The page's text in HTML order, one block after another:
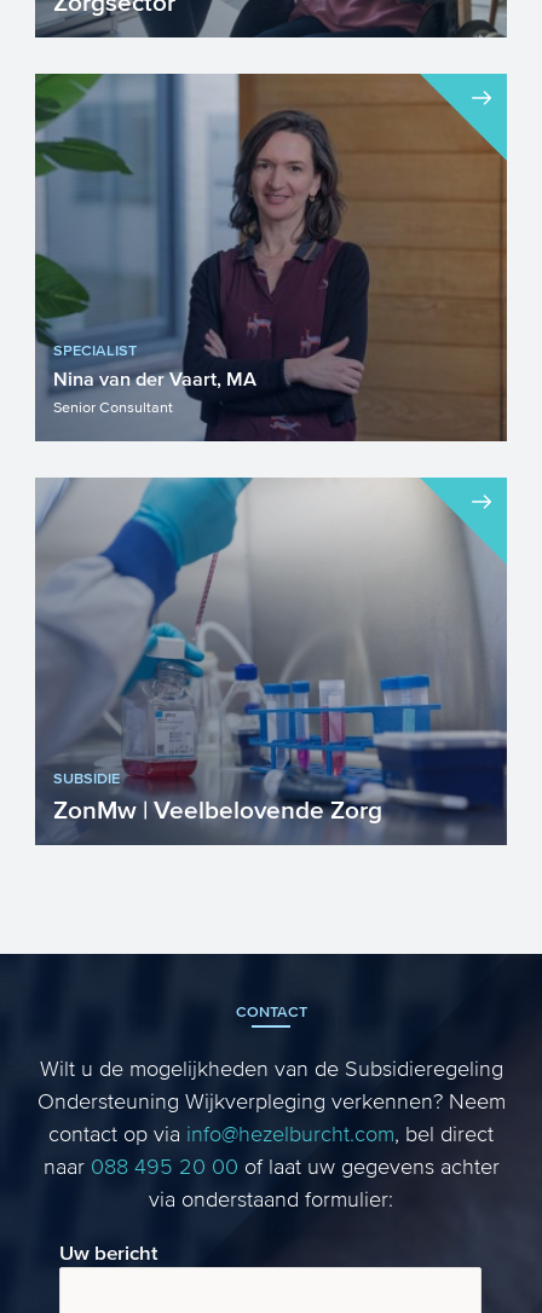
“Lopen wij subsidies mis”? Wellicht speelt
deze vraag ook binnen uw organisatie.
Veel zorginste...
SPECIALIST
Nina van der Vaart, MA
Senior Consultant
SUBSIDIE
ZonMw | Veelbelovende Zorg
Nederland (ZIN) in na...
CONTACT
Wilt u de mogelijkheden van de Subsidieregeling
Ondersteuning Wijkverpleging verkennen? Neem
contact op via info@hezelburcht.com, bel direct
naar 088 495 20 00 of laat uw gegevens achter
via onderstaand formulier:
Uw bericht